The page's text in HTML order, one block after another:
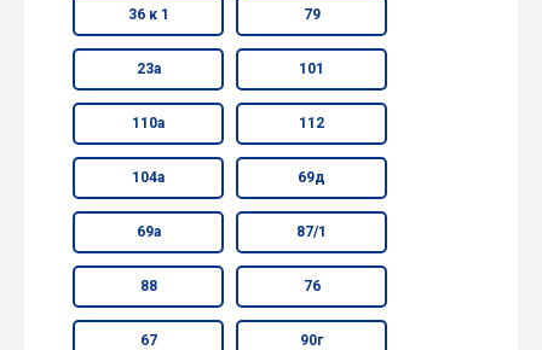
36 к 1 79
23а 101
110а 112
104а 69д
69а 87/1
88 76
67 90г